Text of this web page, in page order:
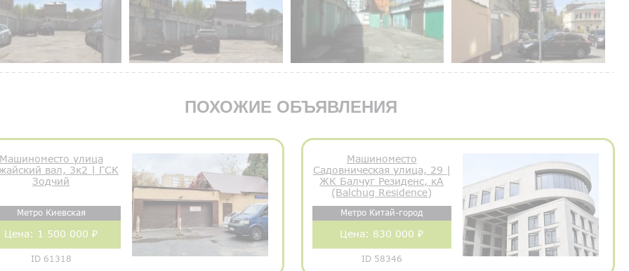
ПОХОЖИЕ ОБЪЯВЛЕНИЯ
Машиноместо улица
вал, 3к2 | ГСК
Зодчий
Метро Киевская
Цена: 1 500 000 ₽
ID 61318
Машиноместо
Садовническая улица, 29 |
ЖК Балчуг Резиденс, кА
(Balchug Residence)
Метро Китай-город
Цена: 830 000 ₽
ID 58346